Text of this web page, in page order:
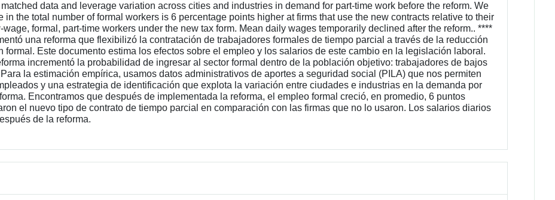
data and leverage variation across cities and industries in demand for part-time work before the reform. We
in the total number of formal workers is 6 percentage points higher at firms that use the new contracts relative to their
formal, part-time workers under the new tax form. Mean daily wages temporarily declined after the reform.. ****
una reforma que flexibilizó la contratación de trabajadores formales de tiempo parcial a través de la reducción
formal. Este documento estima los efectos sobre el empleo y los salarios de este cambio en la legislación laboral.
incrementó la probabilidad de ingresar al sector formal dentro de la población objetivo: trabajadores de bajos
la estimación empírica, usamos datos administrativos de aportes a seguridad social (PILA) que nos permiten
y una estrategia de identificación que explota la variación entre ciudades e industrias en la demanda por
Encontramos que después de implementada la reforma, el empleo formal creció, en promedio, 6 puntos
el nuevo tipo de contrato de tiempo parcial en comparación con las firmas que no lo usaron. Los salarios diarios
de la reforma.